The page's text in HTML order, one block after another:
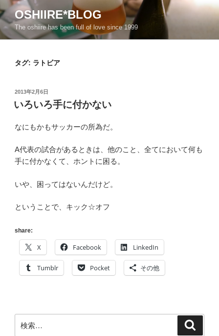
ン
テ
ン
OSHIIRE*BLOG
The oshiire has been full of love since 1999
タグ: ラトビア
投
稿
日:
2013年2月6日
いろいろ手に付かない
なにもかもサッカーの所為だ。
A代表の試合があるときは、他のこと、全てにおいて何も
手に付かなくて、ホントに困る。
いや、困ってはないんだけど。
ということで、キック☆オフ
share:
X Facebook LinkedIn
Tumblr Pocket その他
索: